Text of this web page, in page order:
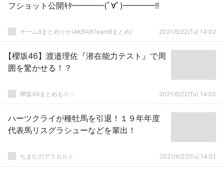
フショット公開ｷﾀ━━━━(ﾟ∀ﾟ)━━━━!!
チーム8まとめりか(AKB48Team8まとめ) 2021/6/22(Tu) 14:02
【櫻坂46】渡邉理佐『潜在能力テスト』で周
囲を驚かせる！？
欅坂46まとめもり～ 2021/6/22(Tu) 14:02
ハーツクライが種牡馬を引退！１９年年度
代表馬リスグラシューなどを輩出！
ちまたのアラカルト 2021/6/22(Tu) 14:01